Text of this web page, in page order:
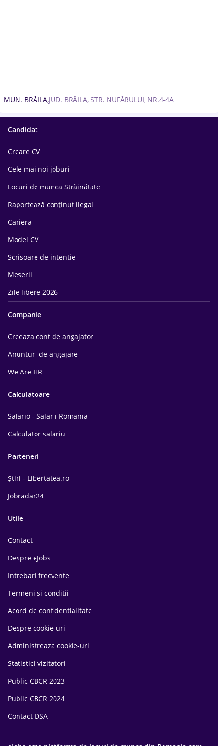
MUN. BRĂILA,JUD. BRĂILA, STR. NUFĂRULUI, NR.4-4A
Candidat
Creare CV
Cele mai noi joburi
Locuri de munca Străinătate
Raportează conținut ilegal
Cariera
Model CV
Scrisoare de intentie
Meserii
Zile libere 2026
Companie
Creeaza cont de angajator
Anunturi de angajare
We Are HR
Calculatoare
Salario - Salarii Romania
Calculator salariu
Parteneri
Știri - Libertatea.ro
Jobradar24
Utile
Contact
Despre eJobs
Intrebari frecvente
Termeni si conditii
Acord de confidentialitate
Despre cookie-uri
Administreaza cookie-uri
Statistici vizitatori
Public CBCR 2023
Public CBCR 2024
Contact DSA